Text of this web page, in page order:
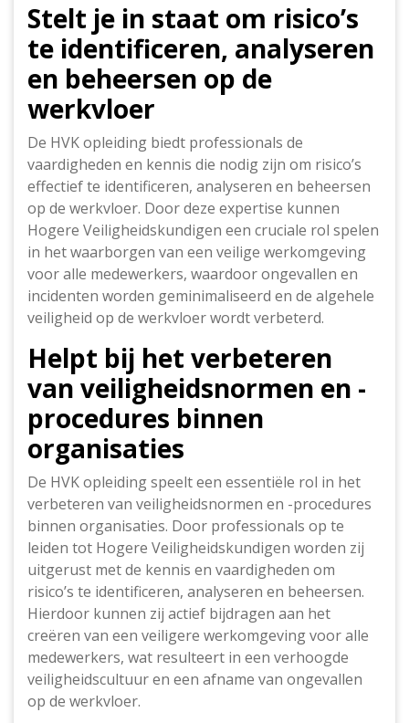
Stelt je in staat om risico’s
te identificeren, analyseren
en beheersen op de
werkvloer
De HVK opleiding biedt professionals de
vaardigheden en kennis die nodig zijn om risico’s
effectief te identificeren, analyseren en beheersen
op de werkvloer. Door deze expertise kunnen
Hogere Veiligheidskundigen een cruciale rol spelen
in het waarborgen van een veilige werkomgeving
voor alle medewerkers, waardoor ongevallen en
incidenten worden geminimaliseerd en de algehele
veiligheid op de werkvloer wordt verbeterd.
Helpt bij het verbeteren
van veiligheidsnormen en -
procedures binnen
organisaties
De HVK opleiding speelt een essentiële rol in het
verbeteren van veiligheidsnormen en -procedures
binnen organisaties. Door professionals op te
leiden tot Hogere Veiligheidskundigen worden zij
uitgerust met de kennis en vaardigheden om
risico’s te identificeren, analyseren en beheersen.
Hierdoor kunnen zij actief bijdragen aan het
creëren van een veiligere werkomgeving voor alle
medewerkers, wat resulteert in een verhoogde
veiligheidscultuur en een afname van ongevallen
op de werkvloer.